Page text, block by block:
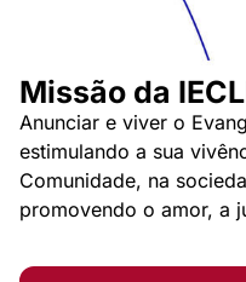
Missão da
Anunciar e viver o
estimulando a sua
Comunidade, na
promovendo o amor, a